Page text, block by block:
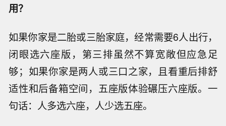
用？
如果你家是二胎或三胎家庭，经常需要6人出行，
闭眼选六座版，第三排虽然不算宽敞但应急足
够；如果你家是两人或三口之家，且看重后排舒
适性和后备箱空间，五座版体验碾压六座版。一
句话：人多选六座，人少选五座。